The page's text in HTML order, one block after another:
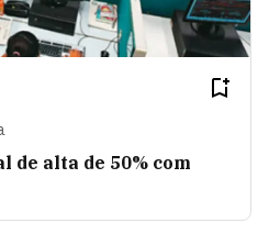
de alta de 50% com